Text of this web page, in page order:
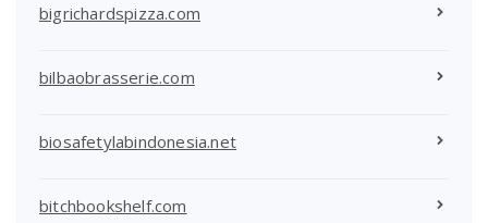
bigrichardspizza.com
bilbaobrasserie.com
biosafetylabindonesia.net
bitchbookshelf.com